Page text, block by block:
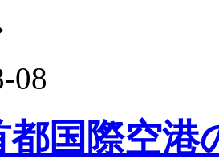
08
都国際空港